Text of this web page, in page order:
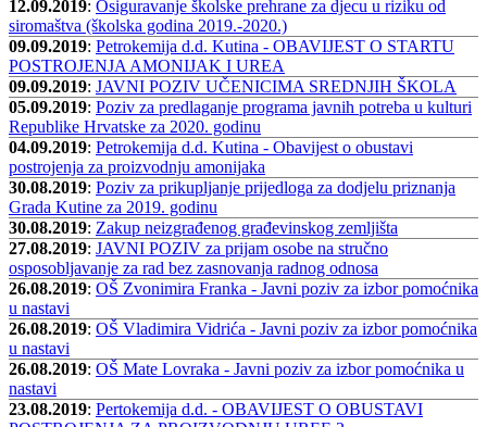
12.09.2019: Osiguravanje školske prehrane za djecu u riziku od
siromaštva (školska godina 2019.-2020.)
09.09.2019: Petrokemija d.d. Kutina - OBAVIJEST O STARTU
POSTROJENJA AMONIJAK I UREA
09.09.2019: JAVNI POZIV UČENICIMA SREDNJIH ŠKOLA
05.09.2019: Poziv za predlaganje programa javnih potreba u kulturi
Republike Hrvatske za 2020. godinu
04.09.2019: Petrokemija d.d. Kutina - Obavijest o obustavi
postrojenja za proizvodnju amonijaka
30.08.2019: Poziv za prikupljanje prijedloga za dodjelu priznanja
Grada Kutine za 2019. godinu
30.08.2019: Zakup neizgrađenog građevinskog zemljišta
27.08.2019: JAVNI POZIV za prijam osobe na stručno
osposobljavanje za rad bez zasnovanja radnog odnosa
26.08.2019: OŠ Zvonimira Franka - Javni poziv za izbor pomoćnika
u nastavi
26.08.2019: OŠ Vladimira Vidrića - Javni poziv za izbor pomoćnika
u nastavi
26.08.2019: OŠ Mate Lovraka - Javni poziv za izbor pomoćnika u
nastavi
23.08.2019: Pertokemija d.d. - OBAVIJEST O OBUSTAVI